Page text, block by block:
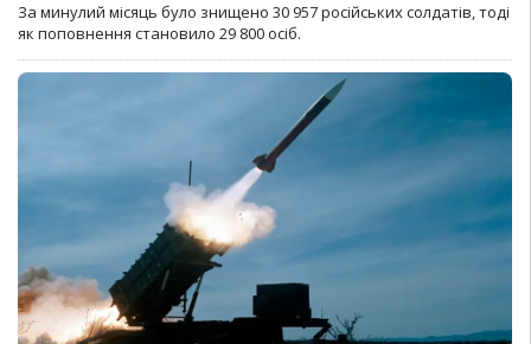
За минулий місяць було знищено 30 957 російських солдатів, тоді
як поповнення становило 29 800 осіб.